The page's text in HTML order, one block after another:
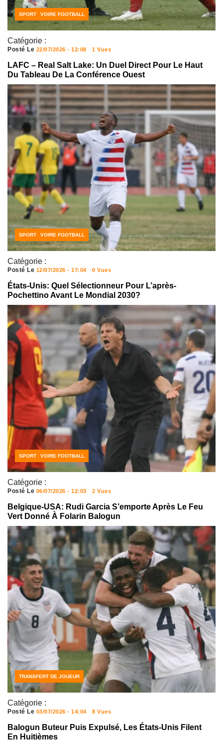
Catégorie :
ACTUALITÉS FOOTBALL
CÔTE D'IVOIRE FOOTBALL
SPORT
Posté Le 22/07/2026 - 12:08 1 Vues
LAFC – Real Salt Lake: Un Duel Direct Pour Le Haut
Du Tableau De La Conférence Ouest
Catégorie :
ACTUALITÉS FOOTBALL
CÔTE D'IVOIRE FOOTBALL
SPORT
Posté Le 12/07/2026 - 17:04 0 Vues
États-Unis: Quel Sélectionneur Pour L’après-
Pochettino Avant Le Mondial 2030?
Catégorie :
ACTUALITÉS FOOTBALL
CÔTE D'IVOIRE FOOTBALL
SPORT
Posté Le 06/07/2026 - 12:03 2 Vues
Belgique-USA: Rudi Garcia S’emporte Après Le Feu
Vert Donné À Folarin Balogun
Catégorie :
SPORT
TRANSFERT DE JOUEUR
Posté Le 03/07/2026 - 14:04 8 Vues
Balogun Buteur Puis Expulsé, Les États-Unis Filent
En Huitièmes